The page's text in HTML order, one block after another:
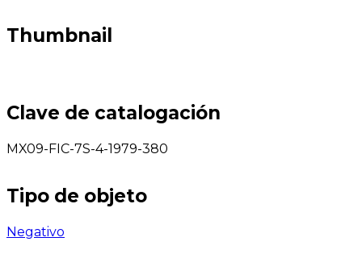
Thumbnail
Clave de catalogación
MX09-FIC-7S-4-1979-380
Tipo de objeto
Negativo